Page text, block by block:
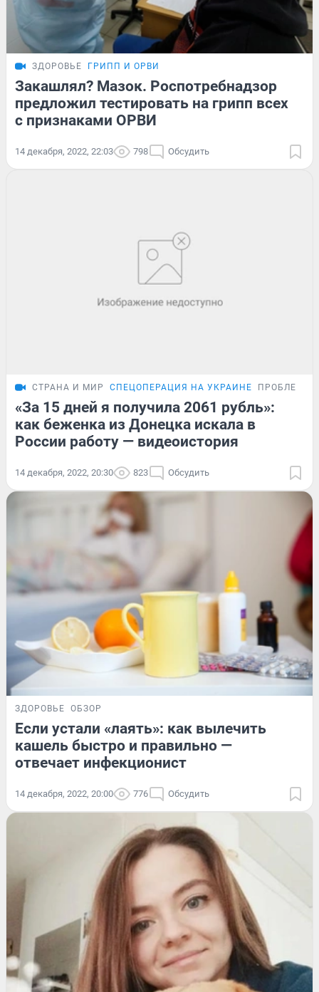
ЗДОРОВЬЕ ГРИПП И ОРВИ
Закашлял? Мазок. Роспотребнадзор
предложил тестировать на грипп всех
с признаками ОРВИ
14 декабря, 2022, 22:03 798 Обсудить
СТРАНА И МИР СПЕЦОПЕРАЦИЯ НА УКРАИНЕ ПРОБЛЕМА
«За 15 дней я получила 2061 рубль»:
как беженка из Донецка искала в
России работу — видеоистория
14 декабря, 2022, 20:30 823 Обсудить
ЗДОРОВЬЕ ОБЗОР
Если устали «лаять»: как вылечить
кашель быстро и правильно —
отвечает инфекционист
14 декабря, 2022, 20:00 776 Обсудить